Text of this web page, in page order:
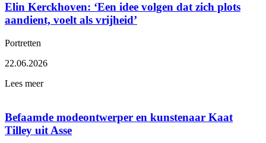
Elin Kerckhoven: ‘Een idee volgen dat zich plots
aandient, voelt als vrijheid’
Portretten
22.06.2026
Lees meer
Befaamde modeontwerper en kunstenaar Kaat
Tilley uit Asse